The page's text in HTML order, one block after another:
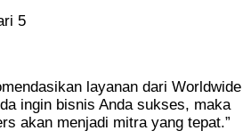
5
layanan dari Worldwide
ingin bisnis Anda sukses, maka
akan menjadi mitra yang tepat.”